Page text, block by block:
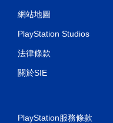
網站地圖
PlayStation Studios
法律條款
關於SIE
PlayStation服務條款